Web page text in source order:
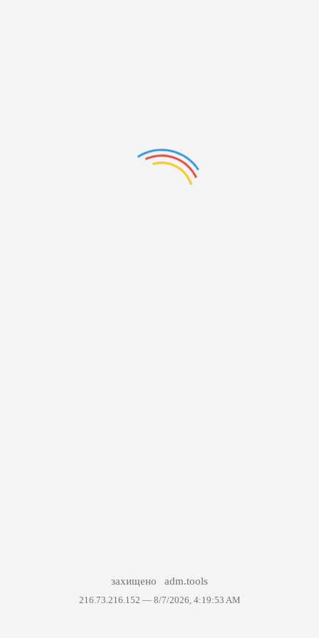
захищено adm.tools
216.73.216.152 — 8/7/2026, 4:19:53 AM